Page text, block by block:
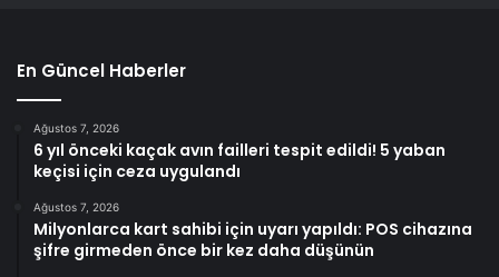
En Güncel Haberler
Ağustos 7, 2026
6 yıl önceki kaçak avın failleri tespit edildi! 5 yaban
keçisi için ceza uygulandı
Ağustos 7, 2026
Milyonlarca kart sahibi için uyarı yapıldı: POS cihazına
şifre girmeden önce bir kez daha düşünün